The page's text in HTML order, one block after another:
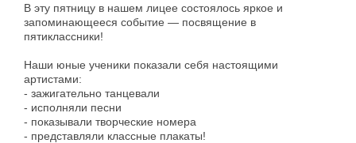
В эту пятницу в нашем лицее состоялось яркое и
запоминающееся событие — посвящение в
пятиклассники!
Наши юные ученики показали себя настоящими
артистами:
- зажигательно танцевали
- исполняли песни
- показывали творческие номера
- представляли классные плакаты!